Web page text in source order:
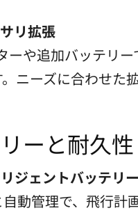
リ拡張
ーや追加バッテリー
ニーズに合わせた
ーと耐久性
ジェントバッテリー
動管理で、飛行計